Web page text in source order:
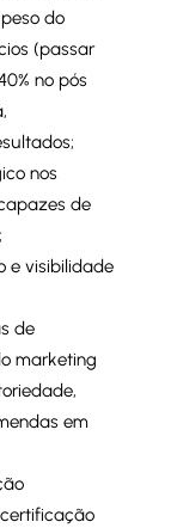
do
(passar
no pós
nos
de
e visibilidade
de
marketing
em